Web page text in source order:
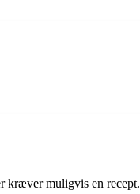
kræver muligvis en recept.